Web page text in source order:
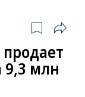
9,3 млн